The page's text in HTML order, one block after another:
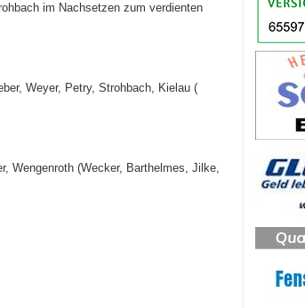
im Nachsetzen zum verdienten
Weyer, Petry, Strohbach, Kielau (
Wengenroth (Wecker, Barthelmes, Jilke,